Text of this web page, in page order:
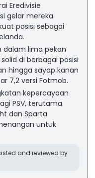
Eredivisie
gelar mereka
posisi sebagai
dalam lima pekan
di berbagai posisi
hingga sayap kanan
7,2 versi Fotmob.
kepercayaan
PSV, terutama
dan Sparta
untuk
and reviewed by